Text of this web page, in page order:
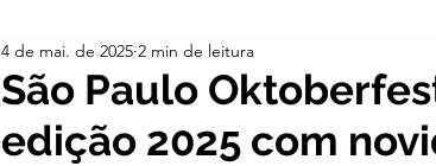
São Paulo
edição 2025 com
4 de mai. de 2025 2 min de leitura